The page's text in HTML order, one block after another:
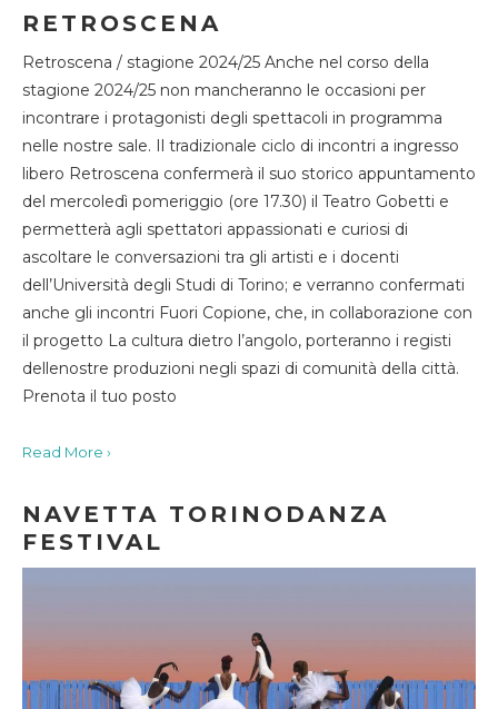
RETROSCENA
Retroscena / stagione 2024/25 Anche nel corso della
stagione 2024/25 non mancheranno le occasioni per
incontrare i protagonisti degli spettacoli in programma
nelle nostre sale. Il tradizionale ciclo di incontri a ingresso
libero Retroscena confermerà il suo storico appuntamento
del mercoledì pomeriggio (ore 17.30) il Teatro Gobetti e
permetterà agli spettatori appassionati e curiosi di
ascoltare le conversazioni tra gli artisti e i docenti
dell’Università degli Studi di Torino; e verranno confermati
anche gli incontri Fuori Copione, che, in collaborazione con
il progetto La cultura dietro l’angolo, porteranno i registi
dellenostre produzioni negli spazi di comunità della città.
Prenota il tuo posto
Read More ›
NAVETTA TORINODANZA
FESTIVAL